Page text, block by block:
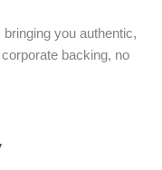
you authentic,
backing, no